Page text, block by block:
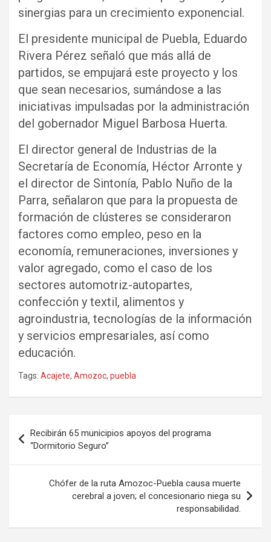
sinergias para un crecimiento exponencial.
El presidente municipal de Puebla, Eduardo
Rivera Pérez señaló que más allá de
partidos, se empujará este proyecto y los
que sean necesarios, sumándose a las
iniciativas impulsadas por la administración
del gobernador Miguel Barbosa Huerta.
El director general de Industrias de la
Secretaría de Economía, Héctor Arronte y
el director de Sintonía, Pablo Nuño de la
Parra, señalaron que para la propuesta de
formación de clústeres se consideraron
factores como empleo, peso en la
economía, remuneraciones, inversiones y
valor agregado, como el caso de los
sectores automotriz-autopartes,
confección y textil, alimentos y
agroindustria, tecnologías de la información
y servicios empresariales, así como
educación.
Tags: Acajete, Amozoc, puebla
de
entradas
Recibirán 65 municipios apoyos del programa
“Dormitorio Seguro”
Chófer de la ruta Amozoc-Puebla causa muerte
cerebral a joven; el concesionario niega su
responsabilidad.